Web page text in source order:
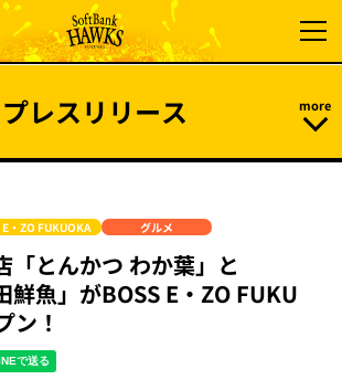
プレスリリース
E・ZO FUKUOKA グルメ
「とんかつ わか葉」と
鮮魚」がBOSS E・ZO FUKU
ン！